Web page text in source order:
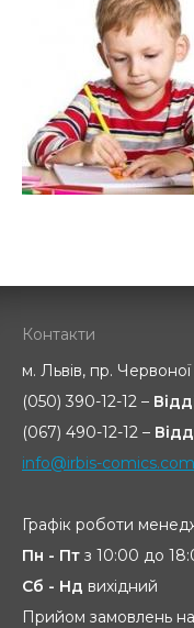
Контакти
м. Львів, пр.
(050) 390-12-12 –
(067) 490-12-12 –
info@irbis-
Графік роботи
Пн - Пт з 10:00 до
Сб - Нд вихідний
Прийом замовлень на